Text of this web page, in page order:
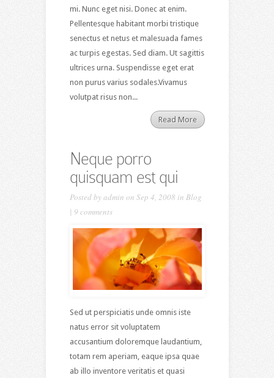
mi. Nunc eget nisi. Donec at enim.
Pellentesque habitant morbi tristique
senectus et netus et malesuada fames
ac turpis egestas. Sed diam. Ut sagittis
ultrices urna. Suspendisse eget erat
non purus varius sodales.Vivamus
volutpat risus non...
Read More
Neque porro
quisquam est qui
Posted byadmin on Sep 4, 2008 in Blog
| 9 comments
Sed ut perspiciatis unde omnis iste
natus error sit voluptatem
accusantium doloremque laudantium,
totam rem aperiam, eaque ipsa quae
ab illo inventore veritatis et quasi